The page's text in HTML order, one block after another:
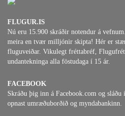
FLUGUR.IS
Nú eru 15.900 skráðir notendur á
meira en tvær milljónir skipta! Hér er
fluguveiðar. Vikulegt fréttabréf,
undantekninga alla föstudaga í 15 ár.
FACEBOOK
Skráðu þig inn á Facebook.com og
opnast umræðuborðið og myndabankinn.